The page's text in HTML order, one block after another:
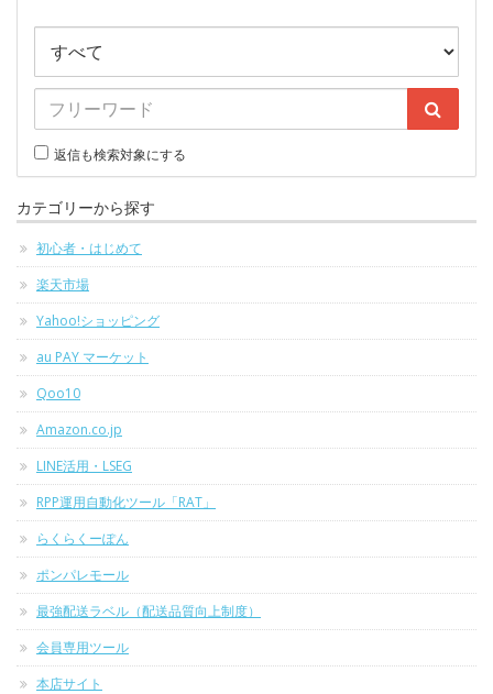
返信も検索対象にする
カテゴリーから探す
初心者・はじめて
楽天市場
Yahoo!ショッピング
au PAY マーケット
Qoo10
Amazon.co.jp
LINE活用・LSEG
RPP運用自動化ツール「RAT」
らくらくーぽん
ポンパレモール
最強配送ラベル（配送品質向上制度）
会員専用ツール
本店サイト